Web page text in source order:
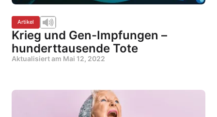
Artikel
Krieg und Gen-Impfungen –
hunderttausende Tote
Aktualisiert am Mai 12, 2022